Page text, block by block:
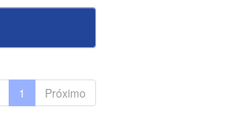
1 Próximo